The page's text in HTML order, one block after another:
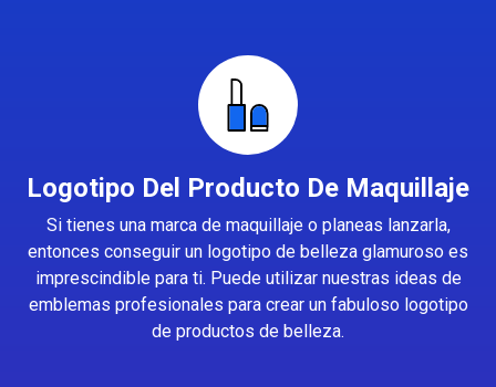
Logotipo Del Producto De Maquillaje
Si tienes una marca de maquillaje o planeas lanzarla,
entonces conseguir un logotipo de belleza glamuroso es
imprescindible para ti. Puede utilizar nuestras ideas de
emblemas profesionales para crear un fabuloso logotipo
de productos de belleza.